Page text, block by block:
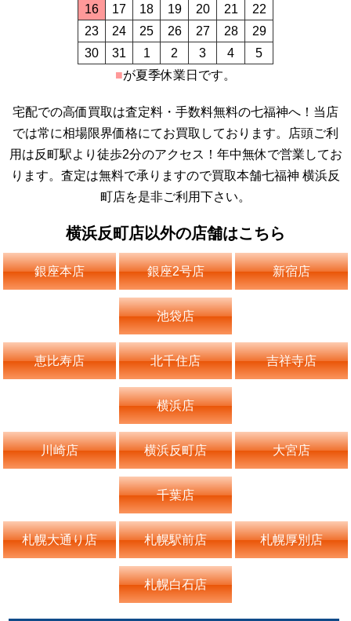
16
17 18 19 20 21
22
23
24 25 26 27 28
29
30
31 1 2 3 4
5
■が夏季休業日です。
宅配での高価買取は査定料・手数料無料の七福神へ！当店
では常に相場限界価格にてお買取しております。店頭ご利
用は反町駅より徒歩2分のアクセス！年中無休で営業してお
ります。査定は無料で承りますので買取本舗七福神 横浜反
町店を是非ご利用下さい。
横浜反町店以外の店舗はこちら
銀座本店 銀座2号店 新宿店
池袋店
恵比寿店 北千住店 吉祥寺店
横浜店
川崎店 横浜反町店 大宮店
千葉店
札幌大通り店 札幌駅前店 札幌厚別店
札幌白石店